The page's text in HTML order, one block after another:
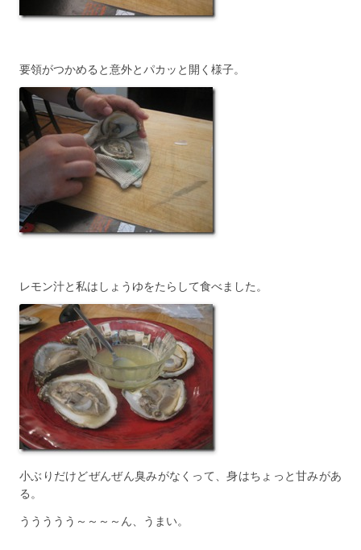
要領がつかめると意外とパカッと開く様子。
レモン汁と私はしょうゆをたらして食べました。
小ぶりだけどぜんぜん臭みがなくって、身はちょっと甘みがあ
る。
ううううう～～～～ん、うまい。